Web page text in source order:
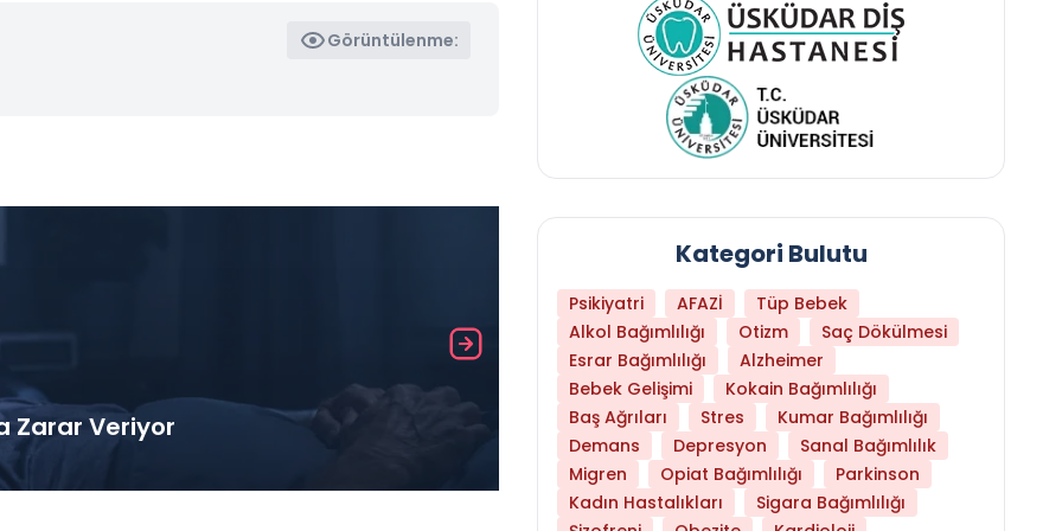
Görüntülenme:
Zarar Veriyor Libido Yüksekliği
Kategori Bulutu
Psikiyatri AFAZİ
Tüp Bebek
Alkol Bağımlılığı
Otizm
Saç Dökülmesi
Esrar Bağımlılığı
Alzheimer
Bebek Gelişimi
Kokain Bağımlılığı
Baş Ağrıları
Stres
Kumar Bağımlılığı
Demans
Depresyon
Sanal Bağımlılık
Migren
Opiat Bağımlılığı
Parkinson
Kadın Hastalıkları
Sigara Bağımlılığı